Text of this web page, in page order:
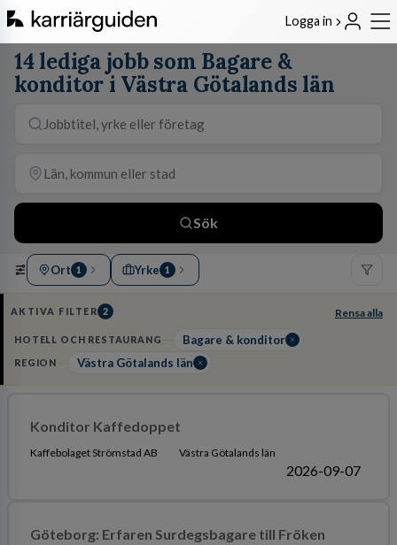
Logga in
14 lediga jobb som Bagare &
konditor i Västra Götalands län
Sök
Ort 1 Yrke 1
AKTIVA FILTER 2 Rensa alla
HOTELL OCH RESTAURANG Bagare & konditor
REGION Västra Götalands län
Konditor Kaffedoppet
Kaffebolaget Strömstad AB Västra Götalands län
2026-09-07
Göteborg: Erfaren Surdegsbagare till Fröken